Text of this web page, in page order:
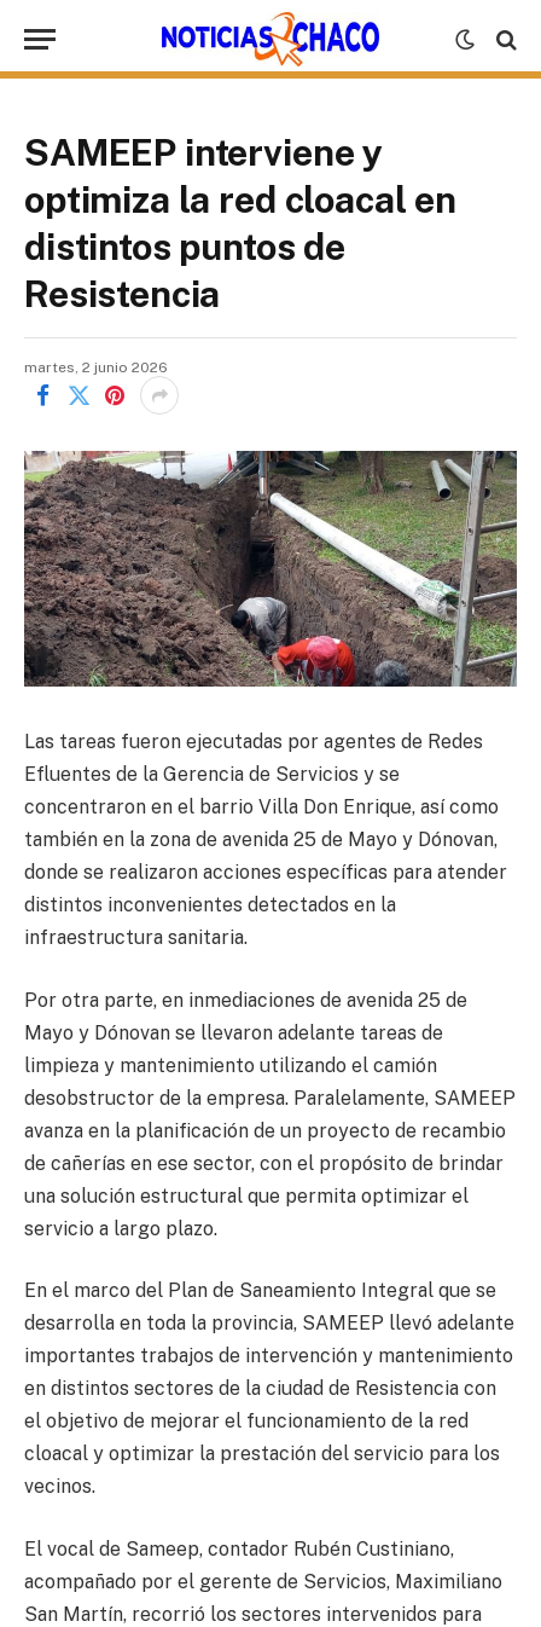
SAMEEP interviene y
optimiza la red cloacal en
distintos puntos de
Resistencia
martes, 2 junio 2026
Las tareas fueron ejecutadas por agentes de Redes
Efluentes de la Gerencia de Servicios y se
concentraron en el barrio Villa Don Enrique, así como
también en la zona de avenida 25 de Mayo y Dónovan,
donde se realizaron acciones específicas para atender
distintos inconvenientes detectados en la
infraestructura sanitaria.
Por otra parte, en inmediaciones de avenida 25 de
Mayo y Dónovan se llevaron adelante tareas de
limpieza y mantenimiento utilizando el camión
desobstructor de la empresa. Paralelamente, SAMEEP
avanza en la planificación de un proyecto de recambio
de cañerías en ese sector, con el propósito de brindar
una solución estructural que permita optimizar el
servicio a largo plazo.
En el marco del Plan de Saneamiento Integral que se
desarrolla en toda la provincia, SAMEEP llevó adelante
importantes trabajos de intervención y mantenimiento
en distintos sectores de la ciudad de Resistencia con
el objetivo de mejorar el funcionamiento de la red
cloacal y optimizar la prestación del servicio para los
vecinos.
El vocal de Sameep, contador Rubén Custiniano,
acompañado por el gerente de Servicios, Maximiliano
San Martín, recorrió los sectores intervenidos para